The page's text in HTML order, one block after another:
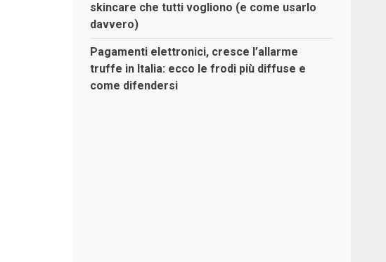
skincare che tutti vogliono (e come usarlo
davvero)
Pagamenti elettronici, cresce l’allarme
truffe in Italia: ecco le frodi più diffuse e
come difendersi